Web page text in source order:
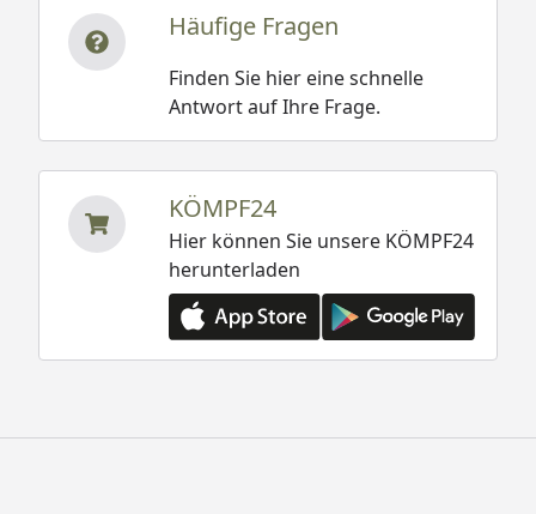
Häufige Fragen
Finden Sie hier eine schnelle
Antwort auf Ihre Frage.
KÖMPF24
Hier können Sie unsere KÖMPF24
herunterladen